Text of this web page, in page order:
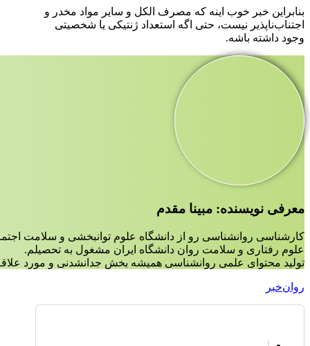
بنابراین خبر خوب اینه که مصرف الکل و سایر مواد مخدر و
اجتناب‌ناپذیر نیست، حتی اگه استعداد ژنتیکی یا شخصیتی
وجود داشته باشه.
معرفی نویسنده: مبینا مقدم
کارشناسی روانشناسی رو از دانشگاه علوم توانبخشی و سلامت
علوم رفتاری و سلامت روان دانشگاه ایران مشغول به تحصیلم.
تولید محتوای علمی روانشناسی همیشه بخش جدانشدنی و مورد
روان‌خبر